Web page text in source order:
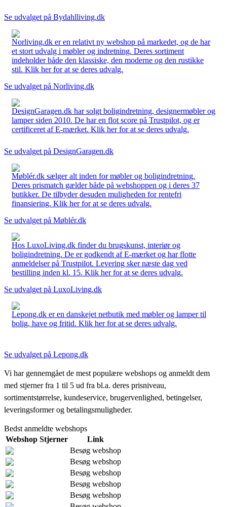
Se udvalget på Bydahlliving.dk
Norliving.dk er en relativt ny webshop på markedet, og de har
et stort udvalg i møbler og indretning. Deres sortiment
indeholder både den klassiske, den moderne og den rustikke
stil. Klik her for at se deres udvalg.
Se udvalget på Norliving.dk
DesignGaragen.dk har solgt boligindretning, designermøbler og
lamper siden 2010. De har en flot score på Trustpilot, og er
certificeret af E-mærket. Klik her for at se deres udvalg.
Se udvalget på DesignGaragen.dk
Møblér.dk sælger alt inden for møbler og boligindretning.
Deres prismatch gælder både på webshoppen og i deres 37
butikker. De tilbyder desuden muligheden for rentefri
finansiering. Klik her for at se deres udvalg.
Se udvalget på Møblér.dk
Hos LuxoLiving.dk finder du brugskunst, interiør og
boligindretning. De er godkendt af E-mærket og har flotte
anmeldelser på Trustpilot. Levering sker næste dag ved
bestilling inden kl. 15. Klik her for at se deres udvalg.
Se udvalget på LuxoLiving.dk
Lepong.dk er en danskejet netbutik med møbler og lamper til
bolig, have og fritid. Klik her for at se deres udvalg.
Se udvalget på Lepong.dk
Vi har gennemgået de mest populære webshops og anmeldt dem
med stjerner fra 1 til 5 ud fra bl.a. deres prisniveau,
sortimentstørrelse, kundeservice, brugervenlighed, betingelser,
leveringsformer og betalingsmuligheder.
Bedst anmeldte webshops
Webshop Stjerner
Link
Besøg webshop
Besøg webshop
Besøg webshop
Besøg webshop
Besøg webshop